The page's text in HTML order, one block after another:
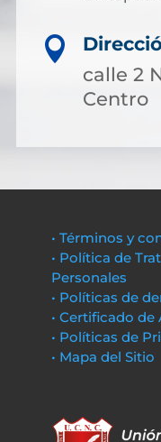

calle 2
Centro
• Términos y
• Política de
Personales
• Políticas de
• Certificado
• Políticas de
• Mapa del Sitio